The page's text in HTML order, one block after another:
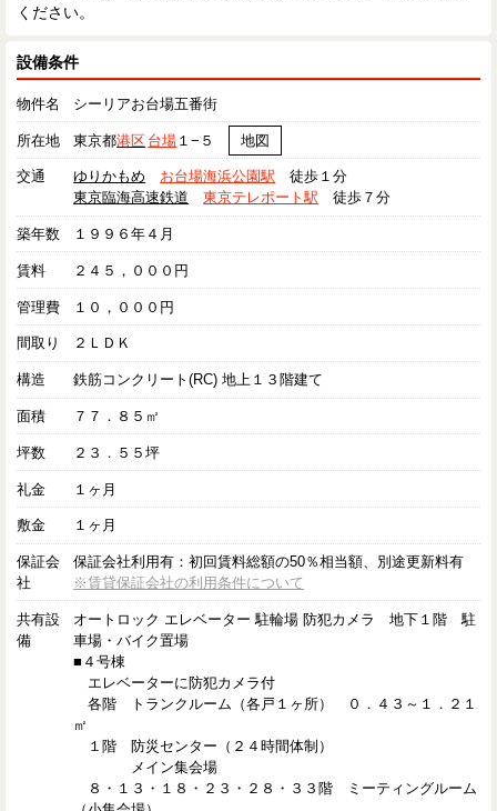
ください。
設備条件
物件名 シーリアお台場五番街
所在地 東京都港区 台場 １−５ 地図
交通 ゆりかもめ お台場海浜公園駅 徒歩１分
東京臨海高速鉄道
東京テレポート駅 徒歩７分
築年数 １９９６年４月
賃料 ２４５，０００円
管理費 １０，０００円
間取り ２ＬＤＫ
構造 鉄筋コンクリート(RC) 地上１３階建て
面積 ７７．８５㎡
坪数 ２３．５５坪
礼金 １ヶ月
敷金 １ヶ月
保証会
社
保証会社利用有：初回賃料総額の50％相当額、別途更新料有
※賃貸保証会社の利用条件について
共有設
備
オートロック エレベーター 駐輪場 防犯カメラ 地下１階 駐
車場・バイク置場
■４号棟
エレベーターに防犯カメラ付
各階 トランクルーム（各戸１ヶ所） ０．４３～１．２１
㎡
１階 防災センター（２４時間体制）
メイン集会場
８・１３・１８・２３・２８・３３階 ミーティングルーム